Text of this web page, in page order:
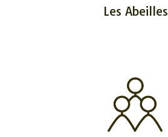
Les Abeilles